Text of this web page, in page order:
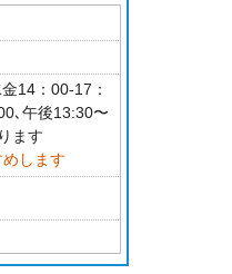
14：00-17：
､午後13:30〜
ます
します